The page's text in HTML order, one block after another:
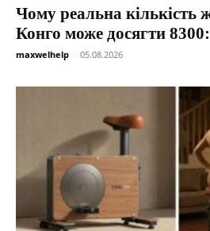
Чому реальна кількість
Конго може досягти
maxwelhelp - 05.08.2026